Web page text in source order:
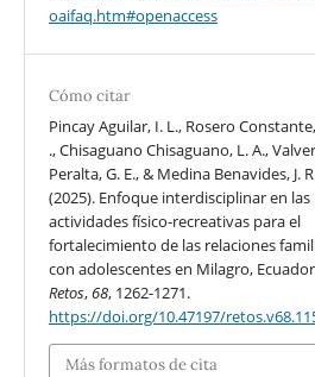
oaifaq.htm#openaccess
Cómo citar
Pincay Aguilar, I. L., Rosero
., Chisaguano Chisaguano, L. A.,
Peralta, G. E., & Medina Benavides, J.
(2025). Enfoque interdisciplinar en las
actividades físico-recreativas para el
fortalecimiento de las relaciones
con adolescentes en Milagro,
Retos,68, 1262-1271.
https://doi.org/10.47197/
Más formatos de cita